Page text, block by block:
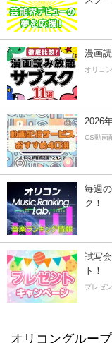
漫画
オリコ
2026
CS動画
毎週
ク！
試写
ト！
プレゼ
オリコングルー